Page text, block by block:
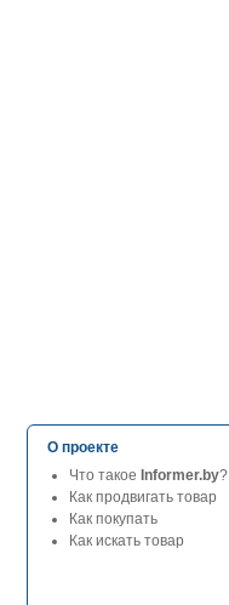
О проекте
Что такое Informer.by?
Как продвигать товар
Как покупать
Как искать товар